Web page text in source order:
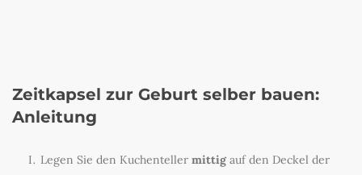
Zeitkapsel zur Geburt selber bauen:
Anleitung
Legen Sie den Kuchenteller mittig auf den Deckel der